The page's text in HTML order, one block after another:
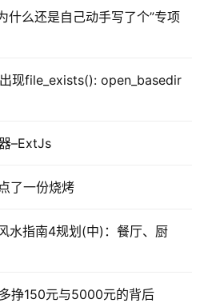
什么还是自己动手写了个”专项
现file_exists(): open_basedir
–ExtJs
了一份烧烤
水指南4规划(中)：餐厅、厨
挣150元与5000元的背后